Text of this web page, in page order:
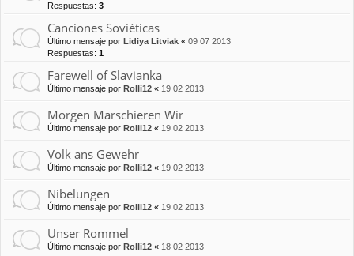
Respuestas: 3
Canciones Soviéticas
Último mensaje por Lidiya Litviak « 09 07 2013
Respuestas: 1
Farewell of Slavianka
Último mensaje por Rolli12 « 19 02 2013
Morgen Marschieren Wir
Último mensaje por Rolli12 « 19 02 2013
Volk ans Gewehr
Último mensaje por Rolli12 « 19 02 2013
Nibelungen
Último mensaje por Rolli12 « 19 02 2013
Unser Rommel
Último mensaje por Rolli12 « 18 02 2013